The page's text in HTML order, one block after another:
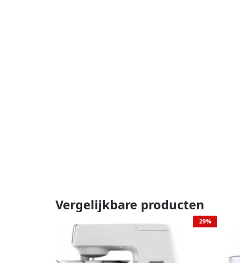
Vergelijkbare producten
29%